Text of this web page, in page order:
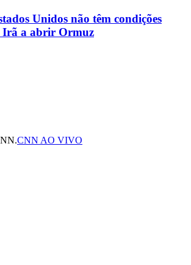
Unidos não têm condições
Irã a abrir Ormuz
CNN AO VIVO